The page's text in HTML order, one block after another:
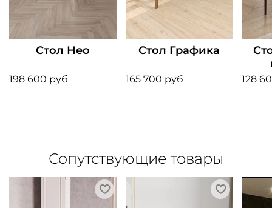
Стол Нео
198 600 руб
Стол Графика
165 700 руб 128
Сопутствующие товары